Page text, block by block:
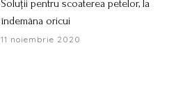
Soluții pentru scoaterea petelor, la
îndemâna oricui
11 noiembrie 2020